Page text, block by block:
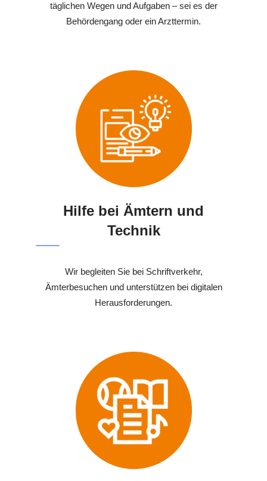
täglichen Wegen und Aufgaben – sei es der
Behördengang oder ein Arzttermin.
Hilfe bei Ämtern und
Technik
Wir begleiten Sie bei Schriftverkehr,
Ämterbesuchen und unterstützen bei digitalen
Herausforderungen.